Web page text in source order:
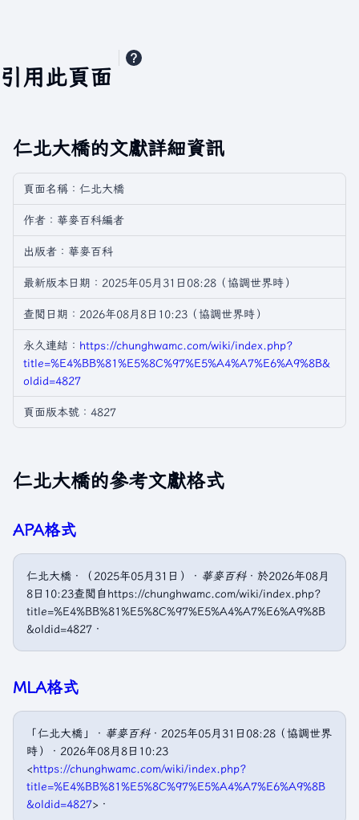
引用此頁面
仁北大橋的文獻詳細資訊
頁面名稱：仁北大橋
作者：華麥百科編者
出版者：華麥百科
最新版本日期：2025年05月31日08:28（協調世界時）
查閲日期：2026年08月8日10:23（協調世界時）
永久連結： https://chunghwamc.com/wiki/index.php?
title=%E4%BB%81%E5%8C%97%E5%A4%A7%E6%A9%8B&
oldid=4827
頁面版本號：4827
仁北大橋的參考文獻格式
APA格式
仁北大橋．（2025年05月31日）． 華麥百科．於2026年08月
8日10:23查閲自https://chunghwamc.com/wiki/index.php?
title=%E4%BB%81%E5%8C%97%E5%A4%A7%E6%A9%8B
&oldid=4827．
MLA格式
「仁北大橋」． 華麥百科．2025年05月31日08:28（協調世界
時）．2026年08月8日10:23
<https://chunghwamc.com/wiki/index.php?
title=%E4%BB%81%E5%8C%97%E5%A4%A7%E6%A9%8B
&oldid=4827>．